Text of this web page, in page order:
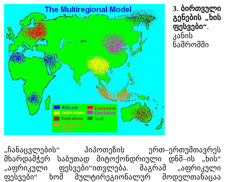
3. ბირთვული
გენების „ხის
ფესვები“.
კანის
ნაშრომში
„ჩანაცვლების“ ჰიპოთეზის ერთ–ერთუმთავრეს
მხარდამჭერ საბუთად მიტოქონდრიული დნმ–ის „ხის“
„აფრიკული ფესვები“ითვლება. მაგრამ „აფრიკული
ფესვები“ ხომ მულტირეგიონალურ მოდელთანაცაა